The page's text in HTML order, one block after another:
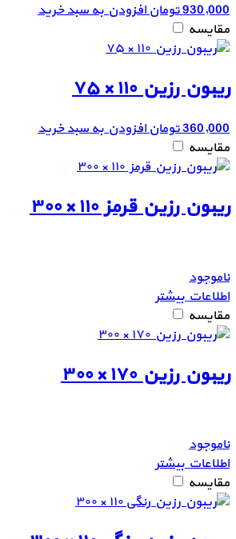
930,000تومانافزودن به سبد خرید
مقایسه
ریبون رزین ۱۱۰ × ۷۵
360,000تومانافزودن به سبد خرید
مقایسه
ریبون رزین قرمز ۱۱۰ × ۳۰۰
ناموجود
اطلاعات بیشتر
مقایسه
ریبون رزین ۱۷۰ × ۳۰۰
ناموجود
اطلاعات بیشتر
مقایسه